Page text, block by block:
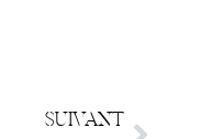
SUIVANT